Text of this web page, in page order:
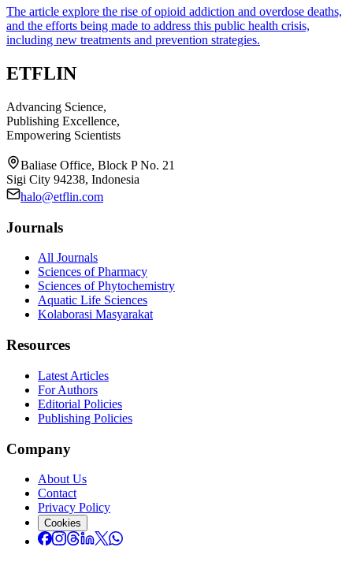
The article explore the rise of opioid addiction and overdose deaths,
and the efforts being made to address this public health crisis,
including new treatments and prevention strategies.
ETFLIN
Advancing Science,
Publishing Excellence,
Empowering Scientists
Baliase Office, Block P No. 21
Sigi City 94238, Indonesia
halo@etflin.com
Journals
All Journals
Sciences of Pharmacy
Sciences of Phytochemistry
Aquatic Life Sciences
Kolaborasi Masyarakat
Resources
Latest Articles
For Authors
Editorial Policies
Publishing Policies
Company
About Us
Contact
Privacy Policy
Cookies